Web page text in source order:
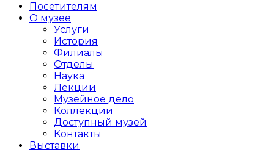
Посетителям
О музее
Услуги
История
Филиалы
Отделы
Наука
Лекции
Музейное дело
Коллекции
Доступный музей
Контакты
Выставки